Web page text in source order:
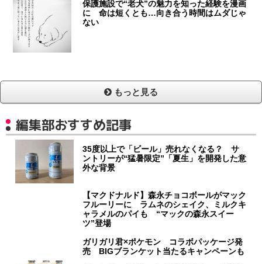
保護施設で“老犬”の魅力を知った経験を漫画
に 命は短くとも…向き合う時間はムダじゃ
ない
もっと見る
編集部おすすめ記事
35度以上で「ビール」売れなくなる？ サ
ントリーが“猛暑限定”「夏生」を開発した意
外な背景
【マクドナルド】森永チョコボールがマック
フルーリーに ラムネのシェイク、ミルクキ
ャラメルのパイも “マックの森永スイー
ツ”登場
ガリガリ君×ポケモン コラボパッケージ発
売 BIGブランケット当たるキャンペーンも